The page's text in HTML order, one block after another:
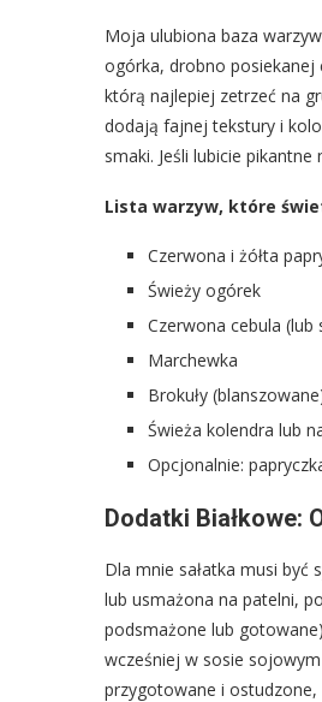
Moja ulubiona baza
ogórka, drobno posiekanej
którą najlepiej zetrzeć na
dodają fajnej tekstury i
smaki. Jeśli lubicie
Lista warzyw, które
Czerwona i żółta
Świeży ogórek
Czerwona cebula (lub
Marchewka
Brokuły
Świeża kolendra lub
Opcjonalnie:
Dodatki Białkowe:
Dla mnie sałatka musi być
lub usmażona na patelni,
podsmażone lub
wcześniej w sosie
przygotowane i ostudzone,